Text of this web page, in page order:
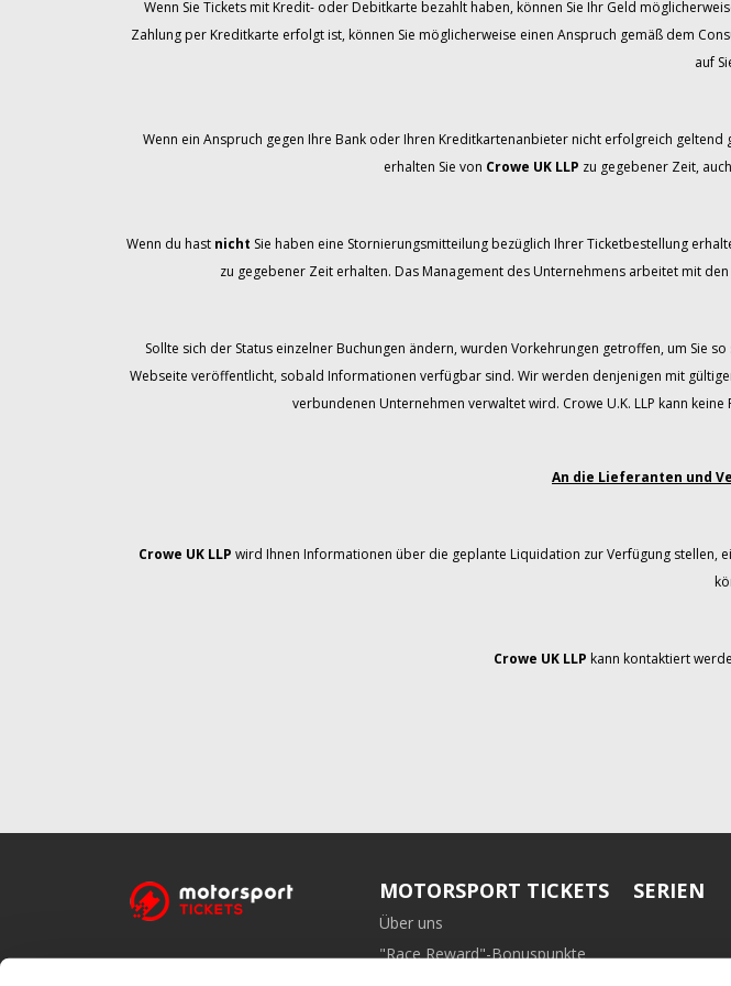
Wenn Sie Tickets mit Kredit- oder Debitkarte bezahlt haben, können Sie Ihr Geld
Zahlung per Kreditkarte erfolgt ist, können Sie möglicherweise einen Anspruch gemäß dem
auf
Wenn ein Anspruch gegen Ihre Bank oder Ihren Kreditkartenanbieter nicht erfolgreich
erhalten Sie von Crowe UK LLP zu gegebener Zeit,
Wenn du hast nicht Sie haben eine Stornierungsmitteilung bezüglich Ihrer Ticketbestellung
zu gegebener Zeit erhalten. Das Management des Unternehmens arbeitet mit
Sollte sich der Status einzelner Buchungen ändern, wurden Vorkehrungen getroffen, um Sie
Webseite veröffentlicht, sobald Informationen verfügbar sind. Wir werden denjenigen mit
verbundenen Unternehmen verwaltet wird. Crowe U.K. LLP kann
An die Lieferanten und
Crowe UK LLP wird Ihnen Informationen über die geplante Liquidation zur Verfügung stellen,
Crowe UK LLP kann kontaktiert
MOTORSPORT TICKETS
Über uns
"Race Reward"-Bonuspunkte
SERIEN